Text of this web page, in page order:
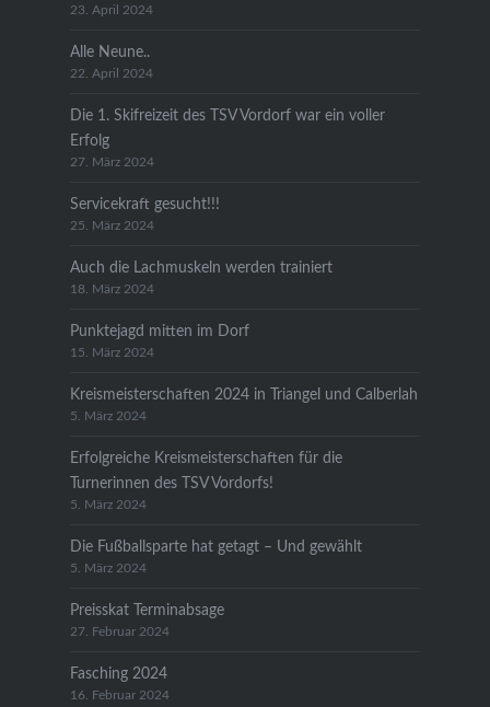
23. April 2024
Alle Neune..
22. April 2024
Die 1. Skifreizeit des TSV Vordorf war ein voller
Erfolg
27. März 2024
Servicekraft gesucht!!!
25. März 2024
Auch die Lachmuskeln werden trainiert
18. März 2024
Punktejagd mitten im Dorf
15. März 2024
Kreismeisterschaften 2024 in Triangel und Calberlah
5. März 2024
Erfolgreiche Kreismeisterschaften für die
Turnerinnen des TSV Vordorfs!
5. März 2024
Die Fußballsparte hat getagt – Und gewählt
5. März 2024
Preisskat Terminabsage
27. Februar 2024
Fasching 2024
16. Februar 2024